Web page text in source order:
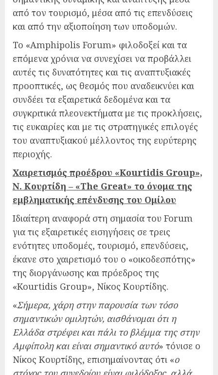
από τον τουρισμό, μέσα από τις επενδύσεις
και από την αξιοποίηση των υποδομών.
Το «Amphipolis Forum» φιλοδοξεί και τα
επόμενα χρόνια να συνεχίσει να προβάλλει
αυτές τις δυνατότητες και τις αναπτυξιακές
προοπτικές, ως θεσμός που αναδεικνύει και
συνδέει τα εξαιρετικά δεδομένα και τα
συγκριτικά πλεονεκτήματα με τις προκλήσεις,
τις ευκαιρίες και με τις στρατηγικές επιλογές
του αναπτυξιακού μέλλοντος της ευρύτερης
περιοχής.
Χαιρετισμός προέδρου «Kourtidis Group»,
Ν. Κουρτίδη – «The Great» το όνομα της
εμβληματικής επένδυσης του Ομίλου
Ιδιαίτερη αναφορά στη σημασία του Forum
για τις εξαιρετικές εισηγήσεις σε τρεις
ενότητες υποδομές, τουρισμό, επενδύσεις,
έκανε στο χαιρετισμό του ο «οικοδεσπότης»
της διοργάνωσης και πρόεδρος της
«Kourtidis Group», Νίκος Κουρτίδης.
«Σήμερα, χάρη στην παρουσία των τόσο
σημαντικών ομιλητών, αισθάνομαι ότι η
Ελλάδα στρέφει και πάλι το βλέμμα της στην
Αμφίπολη και είναι σημαντικό αυτό» τόνισε ο
Νίκος Κουρτίδης, επισημαίνοντας ότι «ο